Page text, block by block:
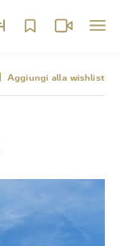
Aggiungi alla wishlist